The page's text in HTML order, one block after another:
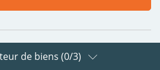
sur les réseaux
de biens (0/3)